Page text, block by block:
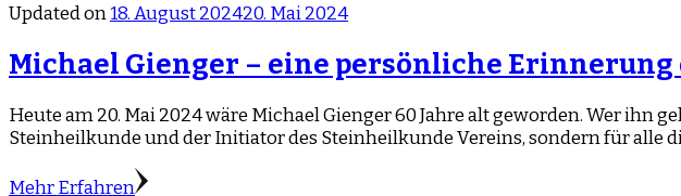
Updated on18. August 202420. Mai 2024
Michael Gienger – eine persönliche Erinnerung
Heute am 20. Mai 2024 wäre Michael Gienger 60 Jahre alt geworden. Wer
Steinheilkunde und der Initiator des Steinheilkunde Vereins, sondern für alle
Mehr Erfahren